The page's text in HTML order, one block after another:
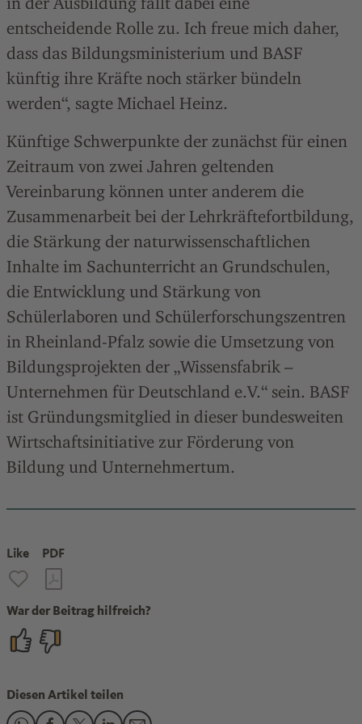
entscheidende Rolle zu. Ich freue mich daher,
dass das Bildungsministerium und BASF
künftig ihre Kräfte noch stärker bündeln
werden“, sagte Michael Heinz.
Künftige Schwerpunkte der zunächst für einen
Zeitraum von zwei Jahren geltenden
Vereinbarung können unter anderem die
Zusammenarbeit bei der Lehrkräftefortbildung,
die Stärkung der naturwissenschaftlichen
Inhalte im Sachunterricht an Grundschulen,
die Entwicklung und Stärkung von
Schülerlaboren und Schülerforschungszentren
in Rheinland-Pfalz sowie die Umsetzung von
Bildungsprojekten der „Wissensfabrik –
Unternehmen für Deutschland e.V.“ sein. BASF
ist Gründungsmitglied in dieser bundesweiten
Wirtschaftsinitiative zur Förderung von
Bildung und Unternehmertum.
Like PDF
War der Beitrag hilfreich?
Diesen Artikel teilen